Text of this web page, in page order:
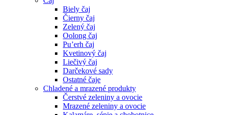
Biely čaj
Čierny čaj
Zelený čaj
Oolong čaj
Pu’erh čaj
Kvetinový čaj
Liečivý čaj
Darčekové sady
Ostatné čaje
Chladené a mrazené produkty
Čerstvé zeleniny a ovocie
Mrazené zeleniny a ovocie